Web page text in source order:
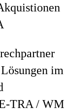
im
TRA / WM